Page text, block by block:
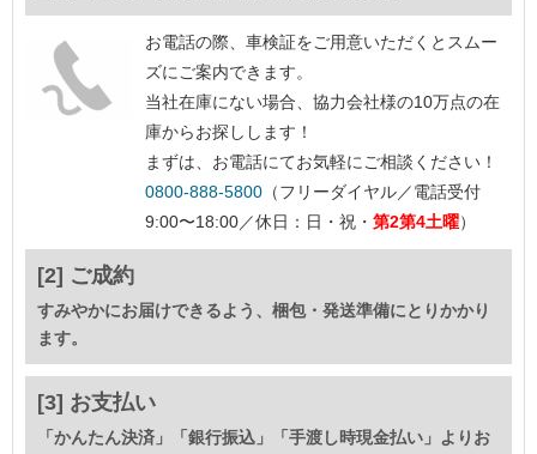
お電話の際、車検証をご用意いただくとスムー
ズにご案内できます。
当社在庫にない場合、協力会社様の10万点の在
庫からお探しします！
まずは、お電話にてお気軽にご相談ください！
0800-888-5800 （フリーダイヤル／電話受付
9:00〜18:00／休日：日・祝・ 第2第4土曜）
[2] ご成約
すみやかにお届けできるよう、梱包・発送準備にとりかかり
ます。
[3] お支払い
「かんたん決済」「銀行振込」「手渡し時現金払い」よりお